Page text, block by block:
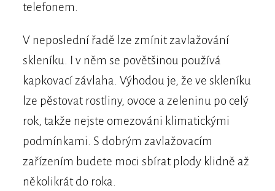
telefonem.
V neposlední řadě lze zmínit zavlažování
skleníku. I v něm se povětšinou používá
kapkovací závlaha. Výhodou je, že ve skleníku
lze pěstovat rostliny, ovoce a zeleninu po celý
rok, takže nejste omezováni klimatickými
podmínkami. S dobrým zavlažovacím
zařízením budete moci sbírat plody klidně až
několikrát do roka.